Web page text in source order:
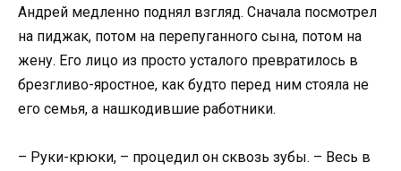
Андрей медленно поднял взгляд. Сначала посмотрел
на пиджак, потом на перепуганного сына, потом на
жену. Его лицо из просто усталого превратилось в
брезгливо-яростное, как будто перед ним стояла не
его семья, а нашкодившие работники.
– Руки-крюки, – процедил он сквозь зубы. – Весь в